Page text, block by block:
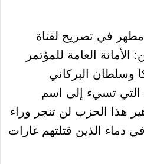
في تصريح لقناة
الأمانة العامة للمؤتمر
وسلطان البركاني
التي تسيء إلى اسم
هذا الحزب لن تنجر وراء
دماء الذين قتلتهم غارات